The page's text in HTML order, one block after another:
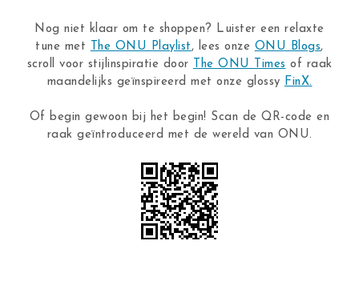
Nog niet klaar om te shoppen? Luister een relaxte
tune met
The ONU Playlist , lees onze ONU Blogs,
scroll voor stijlinspiratie door
The ONU Times of raak
maandelijks geïnspireerd met onze glossy FinX.
Of begin gewoon bij het begin! Scan de QR-code en
raak geïntroduceerd met de wereld van ONU.